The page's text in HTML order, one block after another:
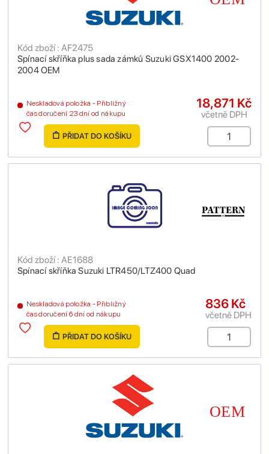
Spínací skříňka plus sada zámků Suzuki GSX1400 2002-
2004 OEM
Kód zboží : AF2475
Neskladová položka - Přibližný
čas doručení 23 dní od nákupu
18,871 Kč
včetně DPH
PŘIDAT DO KOŠÍKU
Spínací skříňka Suzuki LTR450/LTZ400 Quad
Kód zboží : AE1688
Neskladová položka - Přibližný
čas doručení 6 dní od nákupu
836 Kč
včetně DPH
PŘIDAT DO KOŠÍKU